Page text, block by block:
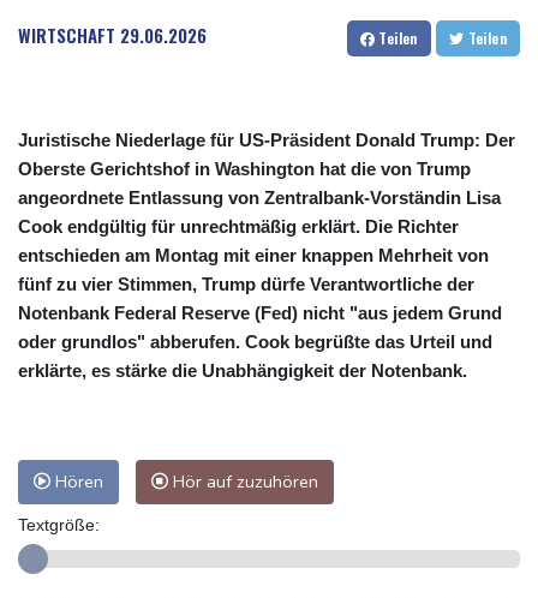
WIRTSCHAFT 29.06.2026 Teilen Teilen
Juristische Niederlage für US-Präsident Donald Trump: Der
Oberste Gerichtshof in Washington hat die von Trump
angeordnete Entlassung von Zentralbank-Vorständin Lisa
Cook endgültig für unrechtmäßig erklärt. Die Richter
entschieden am Montag mit einer knappen Mehrheit von
fünf zu vier Stimmen, Trump dürfe Verantwortliche der
Notenbank Federal Reserve (Fed) nicht "aus jedem Grund
oder grundlos" abberufen. Cook begrüßte das Urteil und
erklärte, es stärke die Unabhängigkeit der Notenbank.
Hören Hör auf zuzuhören
Textgröße: